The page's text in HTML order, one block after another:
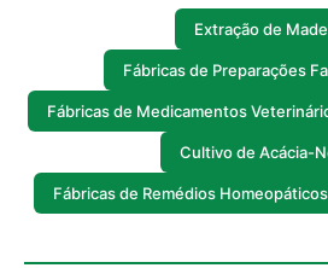
Extração de
Fábricas de Preparações
Fábricas de Medicamentos
Cultivo de Acácia-
Fábricas de Remédios Homeopáticos